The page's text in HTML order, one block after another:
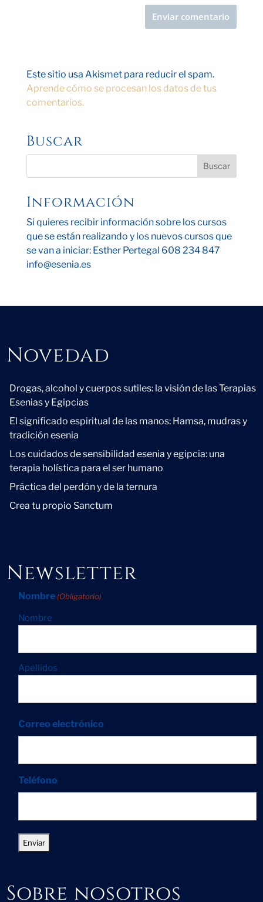
Este sitio usa Akismet para reducir el spam.
Aprende cómo se procesan los datos de tus
comentarios.
Buscar
Información
Si quieres recibir información sobre los cursos
que se están realizando y los nuevos cursos que
se van a iniciar: Esther Pertegal 608 234 847
info@esenia.es
Novedad
Novedad
Drogas, alcohol y cuerpos sutiles: la visión de las Terapias
Esenias y Egipcias
El significado espiritual de las manos: Hamsa, mudras y
tradición esenia
Los cuidados de sensibilidad esenia y egipcia: una
terapia holística para el ser humano
Práctica del perdón y de la ternura
Crea tu propio Sanctum
Newsletter
Nombre (Obligatorio)
Nombre
Apellidos
Correo electrónico
Teléfono
Sobre nosotros